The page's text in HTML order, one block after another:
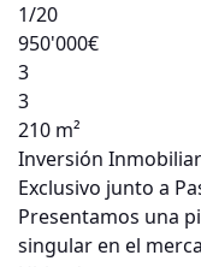
1/20
950'000€
3
3
210 m²
Inversión
Exclusivo junto a
Presentamos una
singular en el